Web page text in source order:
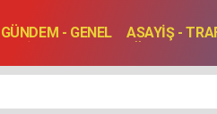
GÜNDEM - GENEL
ASAYİŞ -